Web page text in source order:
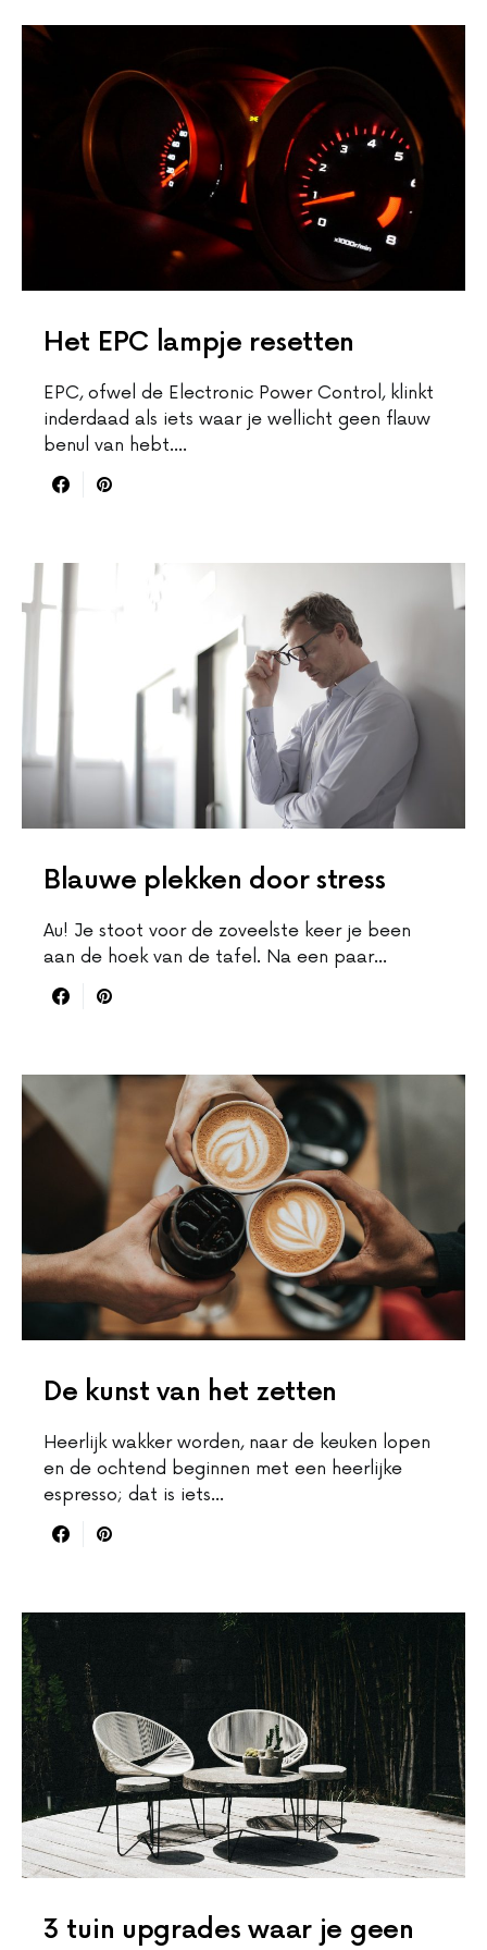
Het EPC lampje resetten
EPC, ofwel de Electronic Power Control, klinkt
inderdaad als iets waar je wellicht geen flauw
benul van hebt.…
Blauwe plekken door stress
Au! Je stoot voor de zoveelste keer je been
aan de hoek van de tafel. Na een paar…
De kunst van het zetten
Heerlijk wakker worden, naar de keuken lopen
en de ochtend beginnen met een heerlijke
espresso; dat is iets…
3 tuin upgrades waar je geen